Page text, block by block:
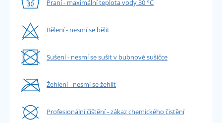
Praní - maximální teplota vody 30 °C
Bělení - nesmí se bělit
Sušení - nesmí se sušit v bubnové sušičce
Žehlení - nesmí se žehlit
Profesionální čištění - zákaz chemického čistění